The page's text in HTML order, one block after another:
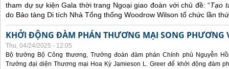
tham dự sự kiện Gala thời trang Ngoại giao đoàn với chủ đề: “Tạo
do Bảo tàng Di tích Nhà Tổng thống Woodrow Wilson tổ chức lần
KHỞI ĐỘNG ĐÀM PHÁN THƯƠNG MẠI SONG PHƯƠNG
Thu, 04/24/2025 - 12:05
Bộ trưởng Bộ Công thương, Trưởng đoàn đàm phán Chính phủ Nguyễn
Trưởng đại diện Thương mại Hoa Kỳ Jamieson L. Greer để khởi động đàm